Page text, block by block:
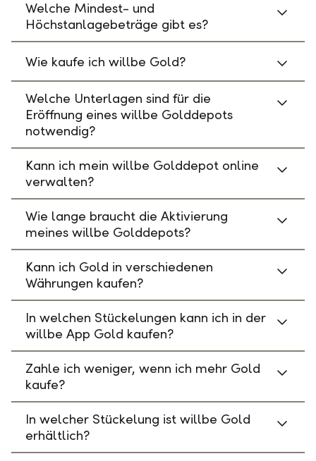
Welche Mindest- und
Höchstanlagebeträge gibt es?
Wie kaufe ich willbe Gold?
Welche Unterlagen sind für die
Eröffnung eines willbe Golddepots
notwendig?
Kann ich mein willbe Golddepot online
verwalten?
Wie lange braucht die Aktivierung
meines willbe Golddepots?
Kann ich Gold in verschiedenen
Währungen kaufen?
In welchen Stückelungen kann ich in der
willbe App Gold kaufen?
Zahle ich weniger, wenn ich mehr Gold
kaufe?
In welcher Stückelung ist willbe Gold
erhältlich?